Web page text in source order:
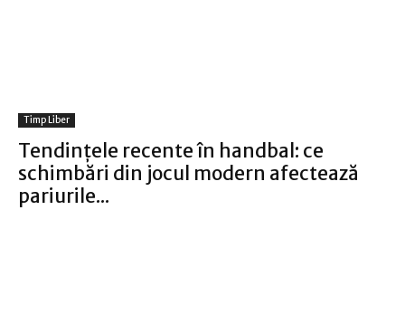
Timp Liber
Tendințele recente în handbal: ce
schimbări din jocul modern afectează
pariurile...